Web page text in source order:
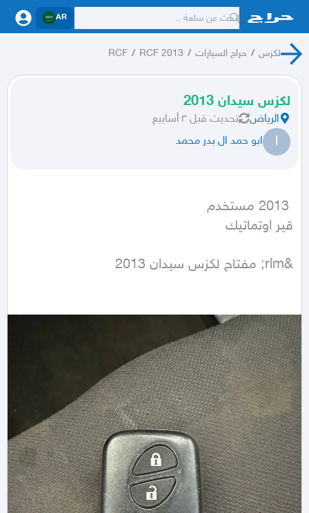
AR
لكزس / حراج السيارات /
RCF 2013
/
RCF
لكزس سيدان 2013
الرياض تحديث قبل ٣ أسابيع
ا ابو حمد ال بدر محمد
قير اوتماتيك
&rlm; مفتاح لكزس سيدان 2013